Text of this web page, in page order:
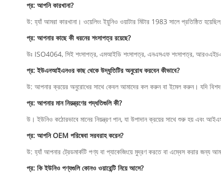
প্র: আপনি কারখানা?
উ: হ্যাঁ আমরা কারখানা। ওয়েলিংং ইয়ুনিও ওয়াটার মিটার 1983 সালে প্রতিষ্ঠিত
প্র: আপনার কাছে কী ধরনের শংসাপত্র রয়েছে?
উঃ ISO4064, সিই শংসাপত্র, এমআইডি শংসাপত্র, এনএসএফ শংসাপত্র,
প্র: ইউএনআইএনওর কাছ থেকে উদ্ধৃতিটির অনুরোধ করবেন কীভাবে?
উ: আপনার ক্রয়ের অনুরোধের সাথে কেবল আমাদের কল করুন বা ইমেল করুন। যদি
প্র: আপনার মান নিয়ন্ত্রণের পদ্ধতিগুলি কী?
উ। ইউনিও কঠোরভাবে মানের নিয়ন্ত্রণ পান, যা উপাদান ক্রয়ের সাথে শুরু হয় এবং
প্র: আপনি OEM পরিষেবা সরবরাহ করেন?
উ: হ্যাঁ আপনার ট্রেডমার্কটি পণ্য বা প্যাকেজিংয়ে মুদ্রণ করতে বা এম্বেস করার জন্য
প্র: কি ইউনিও পণ্যগুলি কোনও ওয়ারেন্টি নিয়ে আসে?